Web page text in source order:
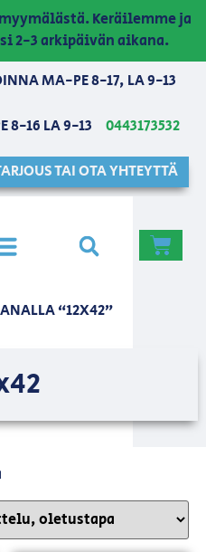
Keräilemme ja
2-3 arkipäivän aikana.
MA-PE 8-17, LA 9-13
8-16 LA 9-13
0443173532
TAI OTA YHTEYTTÄ
“12X42”